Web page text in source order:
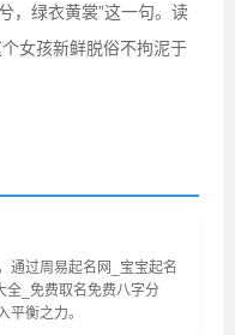
，绿衣黄裳”这一句。读
女孩新鲜脱俗不拘泥于
通过周易起名网_宝宝起名
全_免费取名免费八字分
平衡之力。